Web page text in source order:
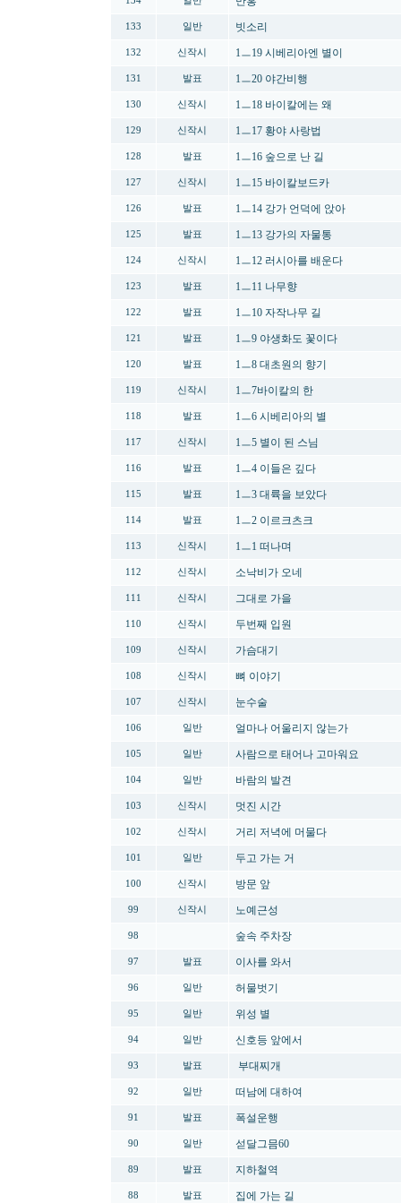
133 일반 빗소리
132 신작시 1ㅡ19 시베리아엔 별이
131 발표 1ㅡ20 야간비행
130 신작시 1ㅡ18 바이칼에는 왜
129 신작시 1ㅡ17 황야 사랑법
128 발표 1ㅡ16 숲으로 난 길
127 신작시 1ㅡ15 바이칼보드카
126 발표 1ㅡ14 강가 언덕에 앉아
125 발표 1ㅡ13 강가의 자물통
124 신작시 1ㅡ12 러시아를 배운다
123 발표 1ㅡ11 나무향
122 발표 1ㅡ10 자작나무 길
121 발표 1ㅡ9 야생화도 꽃이다
120 발표 1ㅡ8 대초원의 향기
119 신작시 1ㅡ7바이칼의 한
118 발표 1ㅡ6 시베리아의 별
117 신작시 1ㅡ5 별이 된 스님
116 발표 1ㅡ4 이들은 깊다
115 발표 1ㅡ3 대륙을 보았다
114 발표 1ㅡ2 이르크츠크
113 신작시 1ㅡ1 떠나며
112 신작시 소낙비가 오네
111 신작시 그대로 가을
110 신작시 두번째 입원
109 신작시 가슴대기
108 신작시 뼈 이야기
107 신작시 눈수술
106 일반 얼마나 어울리지 않는가
105 일반 사람으로 태어나 고마워요
104 일반 바람의 발견
103 신작시 멋진 시간
102 신작시 거리 저녁에 머물다
101 일반 두고 가는 거
100 신작시 방문 앞
99 신작시 노예근성
98 숲속 주차장
97 발표 이사를 와서
96 일반 허물벗기
95 일반 위성 별
94 일반 신호등 앞에서
93 발표 부대찌개
92 일반 떠남에 대하여
91 발표 폭설운행
90 일반 섣달그믐60
89 발표 지하철역
88 발표 집에 가는 길